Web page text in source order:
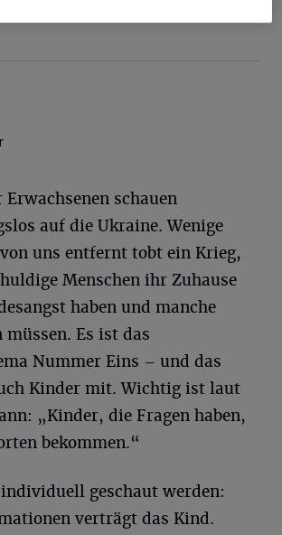
schauen
auf die Ukraine. Wenige
uns entfernt tobt ein Krieg,
Menschen ihr Zuhause
haben und manche
müssen. Es ist das
Nummer Eins – und das
Kinder mit. Wichtig ist laut
„Kinder, die Fragen haben,
bekommen.“
geschaut werden:
verträgt das Kind.